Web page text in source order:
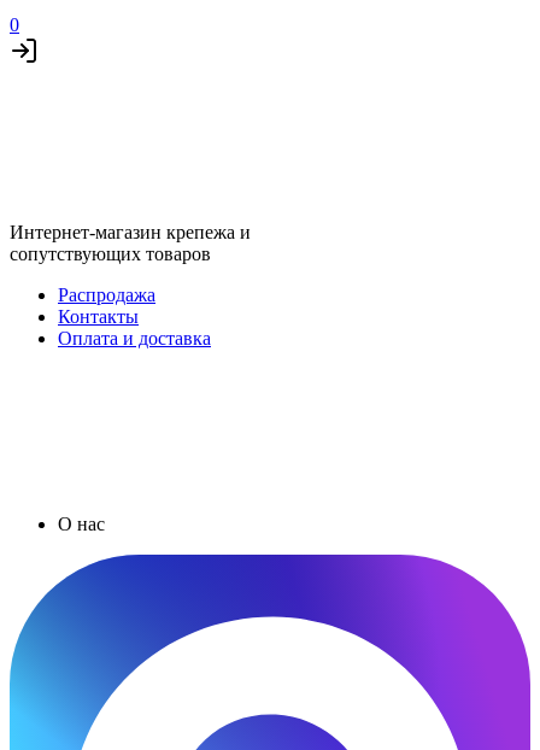
0
Интернет-магазин крепежа и
сопутствующих товаров
Распродажа
Контакты
Оплата и доставка
О нас